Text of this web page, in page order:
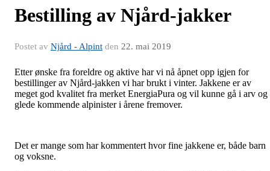
Bestilling av Njård-jakker
Postet av Njård - Alpint den 22. mai 2019
Etter ønske fra foreldre og aktive har vi nå åpnet opp igjen for
bestillinger av Njård-jakken vi har brukt i vinter. Jakkene er av
meget god kvalitet fra merket EnergiaPura og vil kunne gå i arv og
glede kommende alpinister i årene fremover.
Det er mange som har kommentert hvor fine jakkene er, både barn
og voksne.